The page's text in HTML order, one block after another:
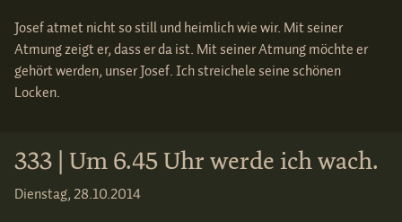
Josef atmet nicht so still und heimlich wie wir. Mit seiner
Atmung zeigt er, dass er da ist. Mit seiner Atmung möchte er
gehört werden, unser Josef. Ich streichele seine schönen
Locken.
333 | Um 6.45 Uhr werde ich wach.
Dienstag, 28.10.2014